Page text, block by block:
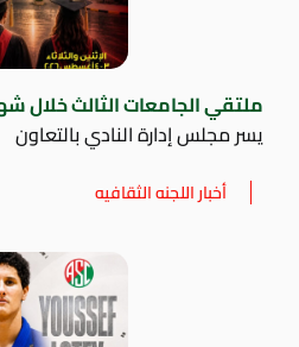
ملتقي الجامعات الثالث
يسر مجلس إدارة النادي بالتعاون
أخبار اللجنه الثقافيه